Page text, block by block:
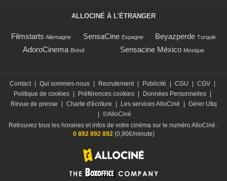
ALLOCINÉ À L'ÉTRANGER
Filmstarts Allemagne SensaCine Espagne Beyazperde Turquie
AdoroCinema Brésil Sensacine México Mexique
Contact Qui sommes-nous Recrutement Publicité CGU CGV
Politique de cookies
Préférences cookies Données Personnelles
Revue de presse
Charte d'écriture Les services AlloCiné
Gérer Utiq
©AlloCiné
Retrouvez tous les horaires et infos de votre cinéma sur le numéro AlloCiné :
0 892 892 892(0,90€/minute)